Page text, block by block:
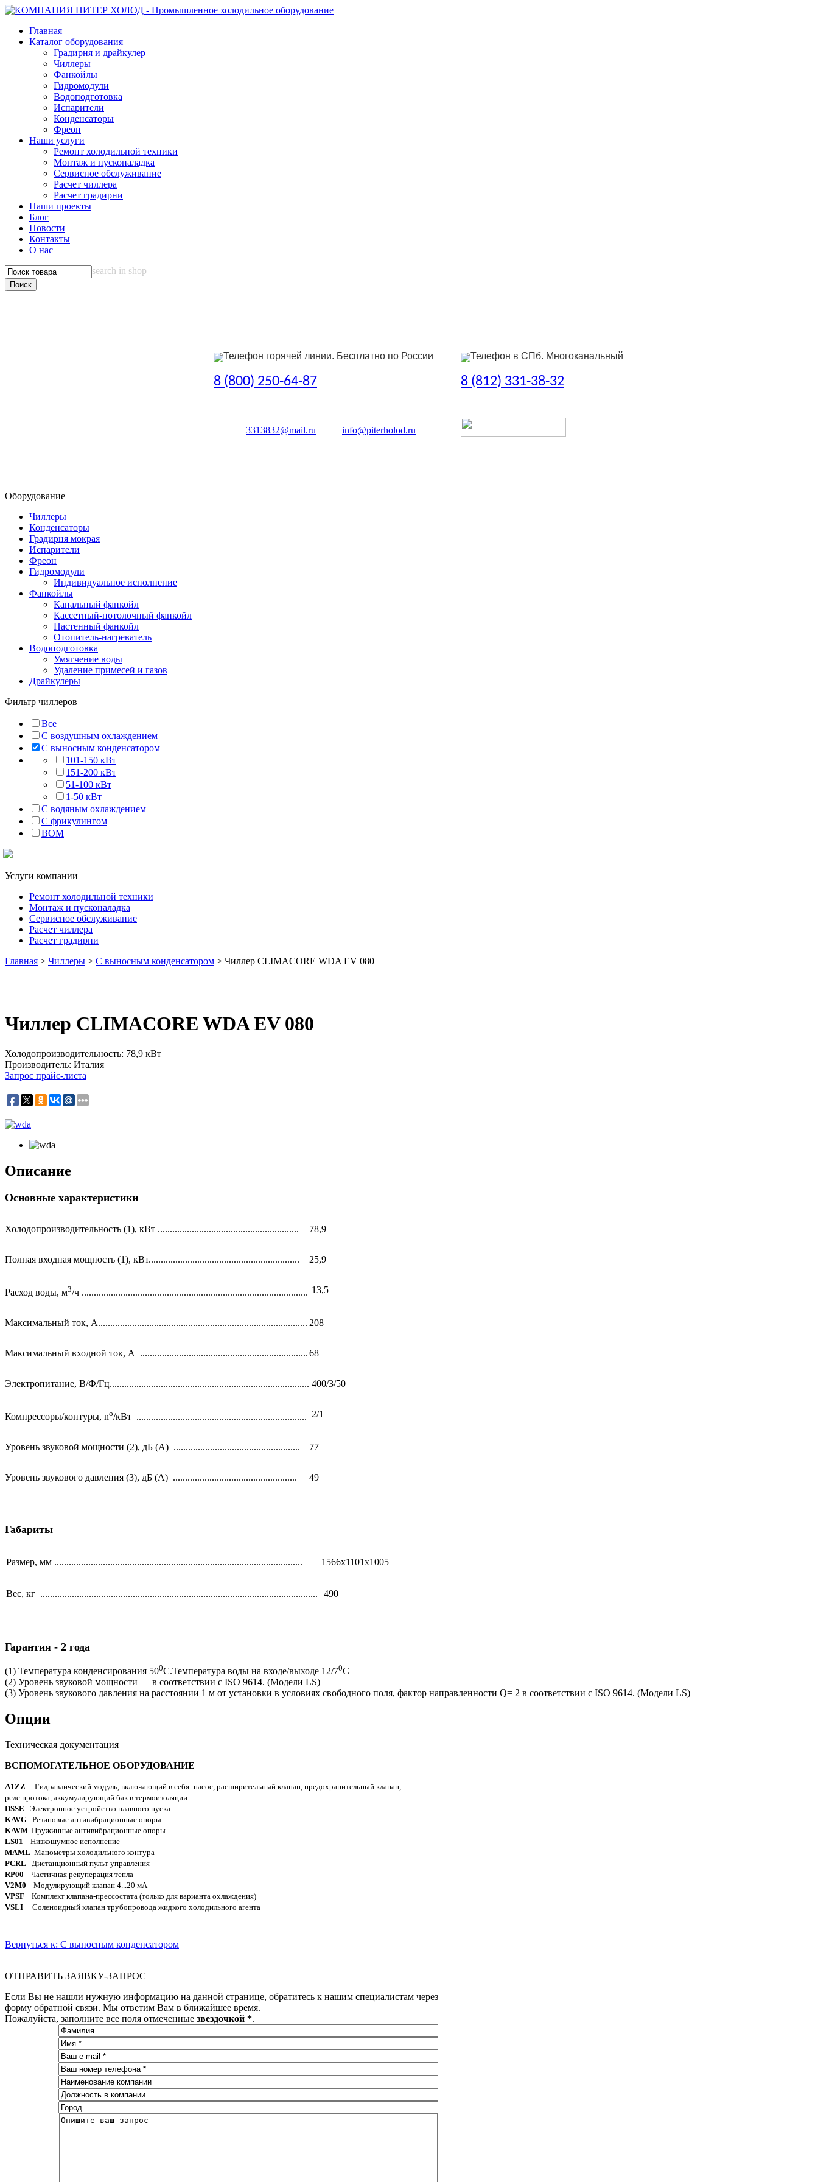
Главная
Каталог оборудования
Градирня и драйкулер
Чиллеры
Фанкойлы
Гидромодули
Водоподготовка
Испарители
Конденсаторы
Фреон
Наши услуги
Ремонт холодильной техники
Монтаж и пусконаладка
Сервисное обслуживание
Расчет чиллера
Расчет градирни
Наши проекты
Блог
Новости
Контакты
О нас
search in shop
Телефон горячей линии. Бесплатно по России
8 (800) 250-64-87
3313832@mail.ru info@piterholod.ru
Телефон в СПб. Многоканальный
8 (812) 331-38-32
Оборудование
Чиллеры
Конденсаторы
Градирня мокрая
Испарители
Фреон
Гидромодули
Индивидуальное исполнение
Фанкойлы
Канальный фанкойл
Кассетный-потолочный фанкойл
Настенный фанкойл
Отопитель-нагреватель
Водоподготовка
Умягчение воды
Удаление примесей и газов
Драйкулеры
Фильтр чиллеров
Все
C воздушным охлаждением
C выносным конденсатором
101-150 кВт
151-200 кВт
51-100 кВт
1-50 кВт
C водяным охлаждением
С фрикулингом
BOM
Услуги компании
Ремонт холодильной техники
Монтаж и пусконаладка
Сервисное обслуживание
Расчет чиллера
Расчет градирни
Главная > Чиллеры > C выносным конденсатором > Чиллер CLIMACORE WDA EV 080
Чиллер CLIMACORE WDA EV 080
Холодопроизводительность: 78,9 кВт
Производитель: Италия
Запрос прайс-листа
Описание
Основные характеристики
Холодопроизводительность (1), кВт .......................................................... 78,9
Полная входная мощность (1), кВт.............................................................. 25,9
Расход воды, м3/ч ............................................................................................. 13,5
Максимальный ток, А...................................................................................... 208
Максимальный входной ток, А .....................................................................68
Электропитание, В/Ф/Гц.................................................................................. 400/3/50
Компрессоры/контуры, no/кВт ...................................................................... 2/1
Уровень звуковой мощности (2), дБ (А) .................................................... 77
Уровень звукового давления (3), дБ (А) ................................................... 49
Габариты
Размер, мм ...................................................................................................... 1566х1101х1005
Вес, кг .................................................................................................................. 490
Гарантия - 2 года
(1) Температура конденсирования 500С.Температура воды на входе/выходе 12/70С
(2) Уровень звуковой мощности — в соответствии с ISO 9614. (Модели LS)
(3) Уровень звукового давления на расстоянии 1 м от установки в условиях свободного поля, фактор направленности Q= 2 в соответствии с ISO 9614. (Модели LS)
Опции
Техническая документация
ВСПОМОГАТЕЛЬНОЕ ОБОРУДОВАНИЕ
A1 ZZ
Гидравлический модуль, включающий в себя: насос, расширительный клапан, предохранительный клапан,
реле протока, аккумулирующий бак в термоизоляции.
DSSE
Электронное устройство плавного пуска
KAVG Резиновые антивибрационные опоры
KAVM Пружинные антивибрационные опоры
LS01 Низкошумное исполнение
MAML Манометры холодильного контура
PCRL
Дистанционный пульт управления
RP00 Частичная рекуперация тепла
V2M0 Модулирующий клапан 4...20 мА
VPSF
Комплект клапана-прессостата (только для варианта охлаждения)
VSLI
Соленоидный клапан трубопровода жидкого холодильного агента
Вернуться к: C выносным конденсатором
ОТПРАВИТЬ ЗАЯВКУ-ЗАПРОС
Если Вы не нашли нужную информацию на данной странице, обратитесь к нашим специалистам через
форму обратной связи. Мы ответим Вам в ближайшее время.
Пожалуйста, заполните все поля отмеченные звездочкой *.